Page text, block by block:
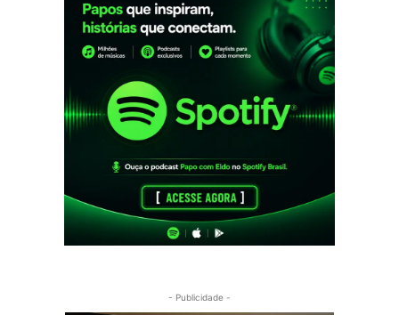
- Publicidade -